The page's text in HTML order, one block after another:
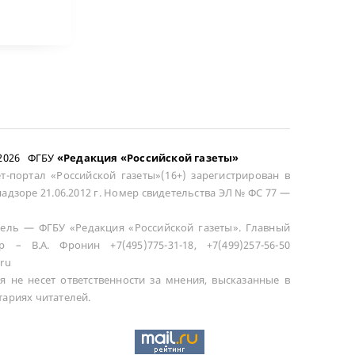
ФГБУ «Редакция «Российской газеты»
портал «Российской газеты»(16+) зарегистрирован в
21.06.2012 г. Номер свидетельства ЭЛ № ФС 77 —
— ФГБУ «Редакция «Российской газеты». Главный
– В.А. Фронин +7(495)775-31-18, +7(499)257-56-50
не несет ответственности за мнения, высказанные в
читателей.